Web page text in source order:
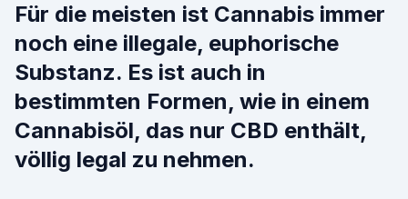
Für die meisten ist Cannabis immer
noch eine illegale, euphorische
Substanz. Es ist auch in
bestimmten Formen, wie in einem
Cannabisöl, das nur CBD enthält,
völlig legal zu nehmen.